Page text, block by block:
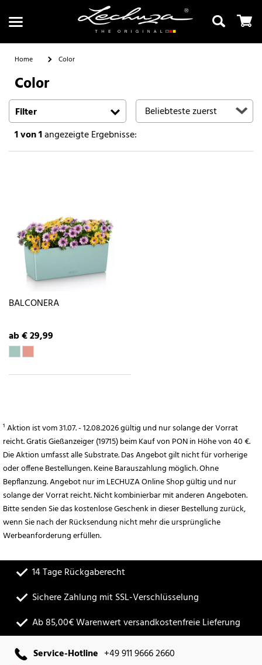
Suchen
Home Color
Color
Filter
1von 1angezeigte Ergebnisse:
BALCONERA
ab € 29,99
¹ Aktion ist vom 31.07. - 12.08.2026 gültig und nur solange der Vorrat
reicht. Gratis Gießanzeiger (19715) beim Kauf von PON in Höhe von 40 €.
Die Aktion umfasst alle Substrate. Das Angebot gilt nicht für vorherige
oder offene Bestellungen. Keine Barauszahlung möglich. Ohne
Bepflanzung. Angebot nur im LECHUZA Online Shop gültig und nur
solange der Vorrat reicht. Nicht kombinierbar mit anderen Angeboten.
Bitte senden Sie das kostenlose Geschenk in dieser Bestellung zurück,
wenn Sie nach der Rücksendung nicht mehr die ursprüngliche
Werbeanforderung erfüllen.
14 Tage Rückgaberecht
Sichere Zahlung mit SSL-Verschlüsselung
Ab 85,00€ Warenwert versandkostenfreie Lieferung
Service-Hotline +49 911 9666 2660